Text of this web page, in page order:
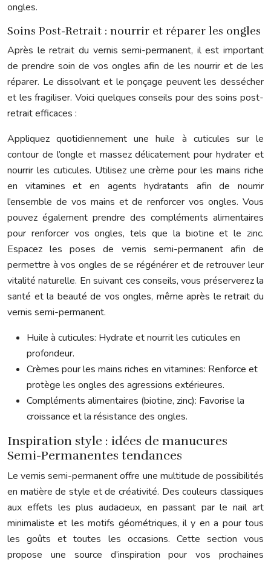
ongles.
Soins Post-Retrait : nourrir et réparer les ongles
Après le retrait du vernis semi-permanent, il est important
de prendre soin de vos ongles afin de les nourrir et de les
réparer. Le dissolvant et le ponçage peuvent les dessécher
et les fragiliser. Voici quelques conseils pour des soins post-
retrait efficaces :
Appliquez quotidiennement une huile à cuticules sur le
contour de l’ongle et massez délicatement pour hydrater et
nourrir les cuticules. Utilisez une crème pour les mains riche
en vitamines et en agents hydratants afin de nourrir
l’ensemble de vos mains et de renforcer vos ongles. Vous
pouvez également prendre des compléments alimentaires
pour renforcer vos ongles, tels que la biotine et le zinc.
Espacez les poses de vernis semi-permanent afin de
permettre à vos ongles de se régénérer et de retrouver leur
vitalité naturelle. En suivant ces conseils, vous préserverez la
santé et la beauté de vos ongles, même après le retrait du
vernis semi-permanent.
Huile à cuticules: Hydrate et nourrit les cuticules en
profondeur.
Crèmes pour les mains riches en vitamines: Renforce et
protège les ongles des agressions extérieures.
Compléments alimentaires (biotine, zinc): Favorise la
croissance et la résistance des ongles.
Inspiration style : idées de manucures
Semi-Permanentes tendances
Le vernis semi-permanent offre une multitude de possibilités
en matière de style et de créativité. Des couleurs classiques
aux effets les plus audacieux, en passant par le nail art
minimaliste et les motifs géométriques, il y en a pour tous
les goûts et toutes les occasions. Cette section vous
propose une source d’inspiration pour vos prochaines